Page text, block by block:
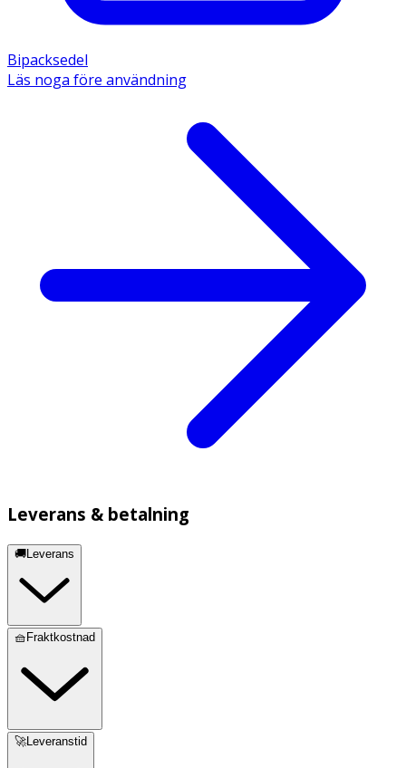
Bipacksedel
Läs noga före användning
Leverans & betalning
🚚Leverans
🧺Fraktkostnad
🚀Leveranstid